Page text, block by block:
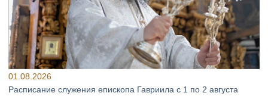
01.08.2026
Расписание служения епископа Гавриила с 1 по 2 августа